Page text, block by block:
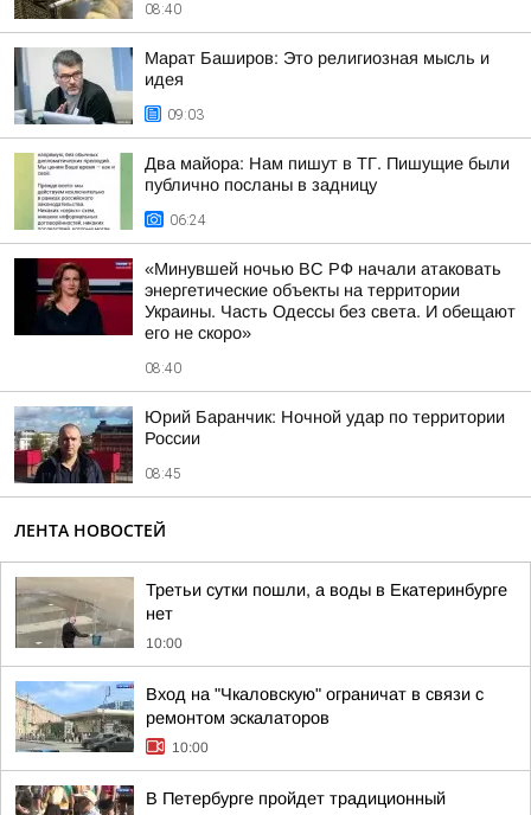
08:40
Марат Баширов: Это религиозная мысль и
идея
09:03
Два майора: Нам пишут в ТГ. Пишущие были
публично посланы в задницу
06:24
«Минувшей ночью ВС РФ начали атаковать
энергетические объекты на территории
Украины. Часть Одессы без света. И обещают
его не скоро»
08:40
Юрий Баранчик: Ночной удар по территории
России
08:45
ЛЕНТА НОВОСТЕЙ
Третьи сутки пошли, а воды в Екатеринбурге
нет
10:00
Вход на "Чкаловскую" ограничат в связи с
ремонтом эскалаторов
10:00
В Петербурге пройдет традиционный